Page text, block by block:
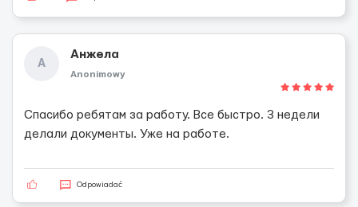
А
Анжела
Anonimowy
Спасибо ребятам за работу. Все быстро. 3 недели
делали документы. Уже на работе.
Odpowiadać